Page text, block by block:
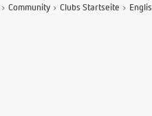
Community Clubs Startseite